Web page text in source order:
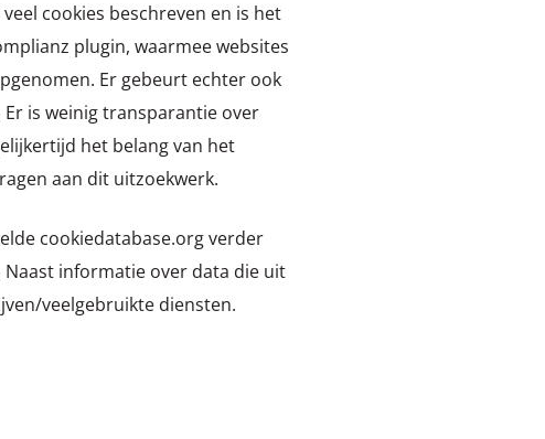
cookies beschreven en is het
plugin, waarmee websites
Er gebeurt echter ook
is weinig transparantie over
het belang van het
aan dit uitzoekwerk.
cookiedatabase.org verder
informatie over data die uit
veelgebruikte diensten.